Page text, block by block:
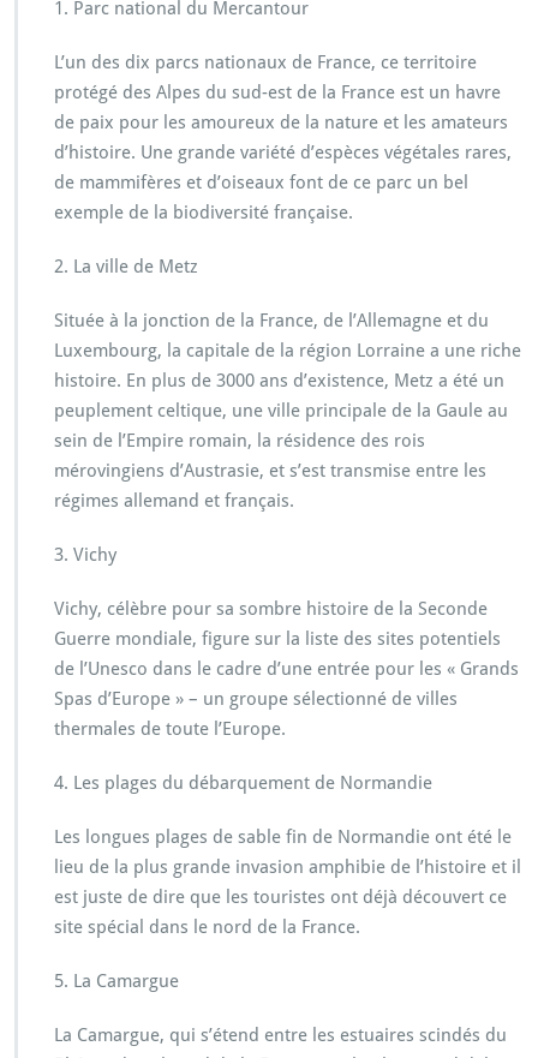
t
r
e
n
F
a
v
n
t
q
u
n
d
n
e
d
c
o
u
v
1. Parc national du Mercantour
L’un des dix parcs nationaux de France, ce territoire
protégé des Alpes du sud-est de la France est un havre
de paix pour les amoureux de la nature et les amateurs
d’histoire. Une grande variété d’espèces végétales rares,
de mammifères et d’oiseaux font de ce parc un bel
exemple de la biodiversité française.
2. La ville de Metz
Située à la jonction de la France, de l’Allemagne et du
Luxembourg, la capitale de la région Lorraine a une riche
histoire. En plus de 3000 ans d’existence, Metz a été un
peuplement celtique, une ville principale de la Gaule au
sein de l’Empire romain, la résidence des rois
mérovingiens d’Austrasie, et s’est transmise entre les
régimes allemand et français.
3. Vichy
Vichy, célèbre pour sa sombre histoire de la Seconde
Guerre mondiale, figure sur la liste des sites potentiels
de l’Unesco dans le cadre d’une entrée pour les « Grands
Spas d’Europe » – un groupe sélectionné de villes
thermales de toute l’Europe.
4. Les plages du débarquement de Normandie
Les longues plages de sable fin de Normandie ont été le
lieu de la plus grande invasion amphibie de l’histoire et il
est juste de dire que les touristes ont déjà découvert ce
site spécial dans le nord de la France.
5. La Camargue
La Camargue, qui s’étend entre les estuaires scindés du